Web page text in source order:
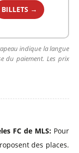
BILLETS →
indique la langue
du paiement. Les prix
FC de MLS: Pour
des places.